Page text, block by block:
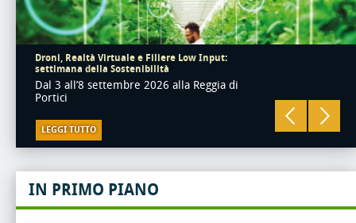
Droni, Realtà Virtuale e Filiere Low Input:
settimana della Sostenibilità
Dal 3 all’8 settembre 2026 alla Reggia di
Portici
LEGGI TUTTO
IN PRIMO PIANO